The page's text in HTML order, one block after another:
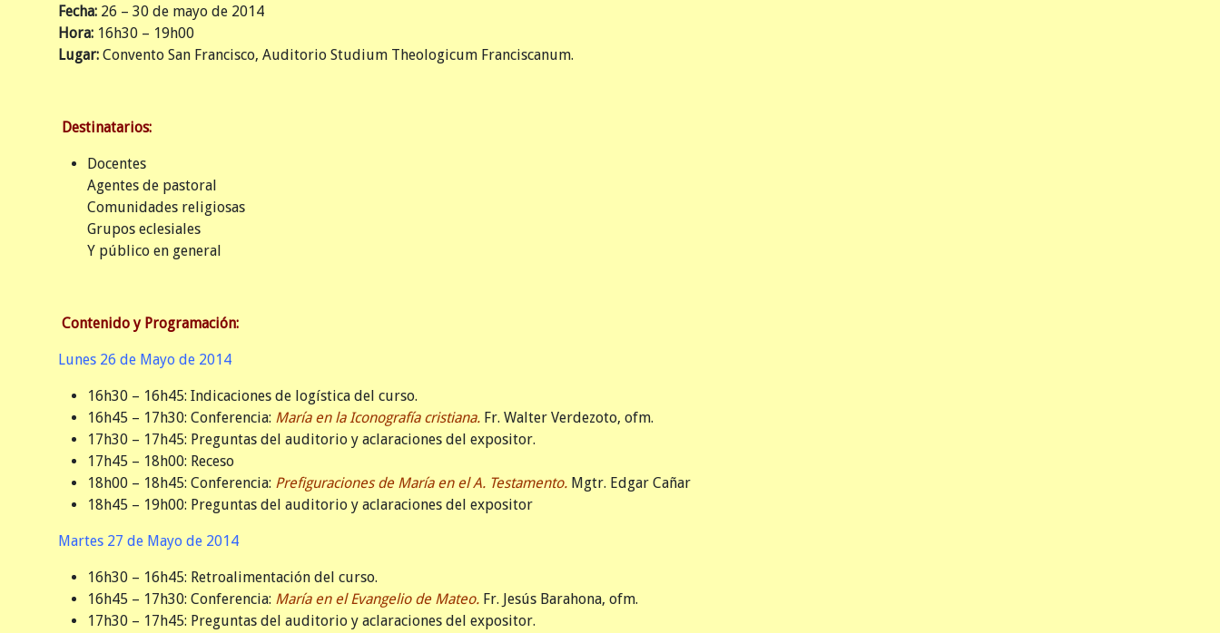
Fecha: 26 – 30 de mayo de 2014
Hora: 16h30 – 19h00
Lugar: Convento San Francisco, Auditorio Studium Theologicum Franciscanum.
Destinatarios:
Docentes
Agentes de pastoral
Comunidades religiosas
Grupos eclesiales
Y público en general
Contenido y Programación:
Lunes 26 de Mayo de 2014
16h30 – 16h45: Indicaciones de logística del curso.
16h45 – 17h30: Conferencia: María en la Iconografía cristiana. Fr. Walter Verdezoto, ofm.
17h30 – 17h45: Preguntas del auditorio y aclaraciones del expositor.
17h45 – 18h00: Receso
18h00 – 18h45: Conferencia: Prefiguraciones de María en el A. Testamento. Mgtr. Edgar Cañar
18h45 – 19h00: Preguntas del auditorio y aclaraciones del expositor
Martes 27 de Mayo de 2014
16h30 – 16h45: Retroalimentación del curso.
16h45 – 17h30: Conferencia: María en el Evangelio de Mateo. Fr. Jesús Barahona, ofm.
17h30 – 17h45: Preguntas del auditorio y aclaraciones del expositor.